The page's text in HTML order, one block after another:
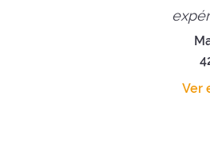
Ver